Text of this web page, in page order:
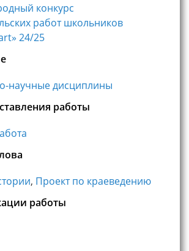
конкурс
работ школьников
24/25
научные дисциплины
работы
, Проект по краеведению
работы